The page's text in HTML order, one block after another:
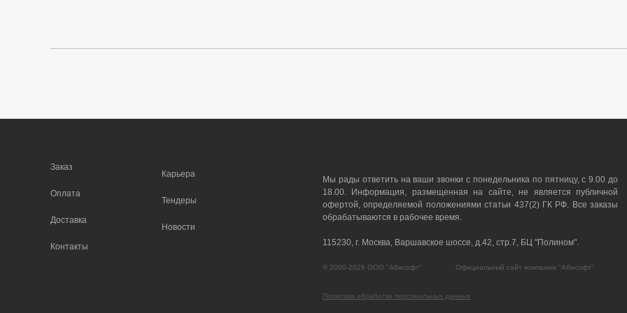
Заказ
Оплата
Доставка
Контакты
Карьера
Тендеры
Новости
Мы рады ответить на ваши звонки с понедельника по пятницу, с 9.00 до
18.00. Информация, размещенная на сайте, не является публичной
офертой, определяемой положениями статьи 437(2) ГК РФ. Все заказы
обрабатываются в рабочее время.
115230, г. Москва, Варшавское шоссе, д.42, стр.7, БЦ "Полином".
© 2000-2026 ООО "Абисофт" Официальный сайт компании "Абисофт"
Политика обработки персональных данных